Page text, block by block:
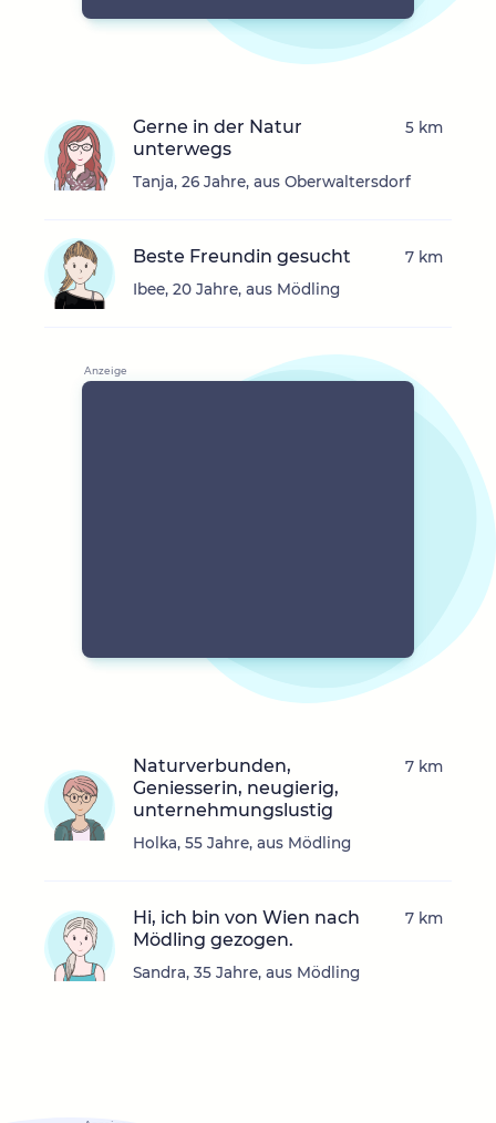
Gerne in der Natur
unterwegs
Tanja, 26 Jahre, aus Oberwaltersdorf
5 km
Beste Freundin gesucht
Ibee, 20 Jahre, aus Mödling
7 km
Naturverbunden,
Geniesserin, neugierig,
unternehmungslustig
Holka, 55 Jahre, aus Mödling
7 km
Hi, ich bin von Wien nach
Mödling gezogen.
Sandra, 35 Jahre, aus Mödling
7 km